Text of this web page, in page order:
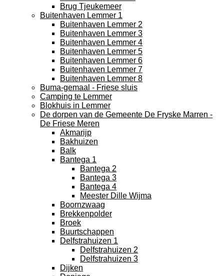
Brug Tjeukemeer
Buitenhaven Lemmer 1
Buitenhaven Lemmer 2
Buitenhaven Lemmer 3
Buitenhaven Lemmer 4
Buitenhaven Lemmer 5
Buitenhaven Lemmer 6
Buitenhaven Lemmer 7
Buitenhaven Lemmer 8
Buma-gemaal - Friese sluis
Camping te Lemmer
Blokhuis in Lemmer
De dorpen van de Gemeente De Fryske Marren -
De Friese Meren
Akmarijp
Bakhuizen
Balk
Bantega 1
Bantega 2
Bantega 3
Bantega 4
Meester Dille Wijma
Boornzwaag
Brekkenpolder
Broek
Buurtschappen
Delfstrahuizen 1
Delfstrahuizen 2
Delfstrahuizen 3
Dijken